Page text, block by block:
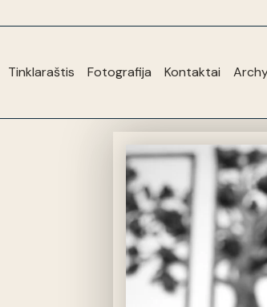
Tinklaraštis Fotografija Kontaktai